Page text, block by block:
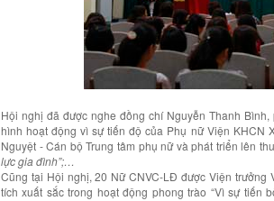
Hội nghị đã được nghe đồng chí Nguyễn Thanh
hình hoạt động vì sự tiến độ của Phụ nữ Viện KHCN
Nguyệt - Cán bộ Trung tâm phụ nữ và phát triển lên
lực gia đình”;…
Cũng tại Hội nghị, 20 Nữ CNVC-LĐ được Viện trưởng
tích xuất sắc trong hoạt động phong trào “Vì sự tiến